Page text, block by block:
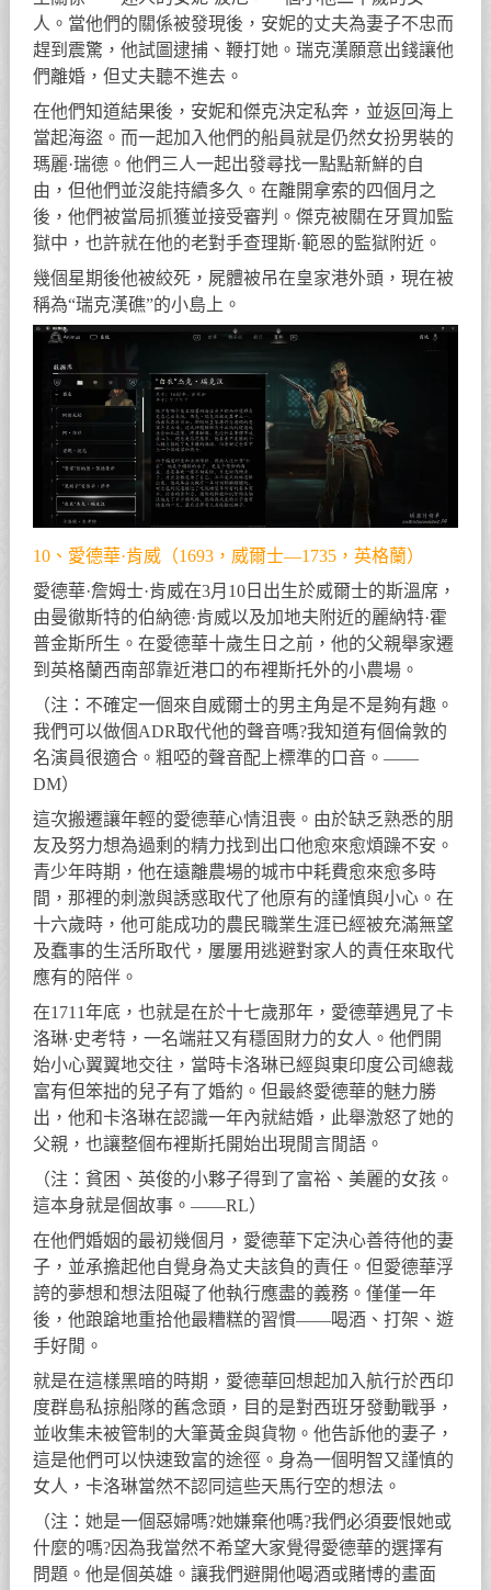
人。當他們的關係被發現後，安妮的丈夫為妻子不忠而
趕到震驚，他試圖逮捕、鞭打她。瑞克漢願意出錢讓他
們離婚，但丈夫聽不進去。
在他們知道結果後，安妮和傑克決定私奔，並返回海上
當起海盜。而一起加入他們的船員就是仍然女扮男裝的
瑪麗·瑞德。他們三人一起出發尋找一點點新鮮的自
由，但他們並沒能持續多久。在離開拿索的四個月之
後，他們被當局抓獲並接受審判。傑克被關在牙買加監
獄中，也許就在他的老對手查理斯·範恩的監獄附近。
幾個星期後他被絞死，屍體被吊在皇家港外頭，現在被
稱為“瑞克漢礁”的小島上。
10、愛德華·肯威（1693，威爾士—1735，英格蘭）
愛德華·詹姆士·肯威在3月10日出生於威爾士的斯溫席，
由曼徹斯特的伯納德·肯威以及加地夫附近的麗納特·霍
普金斯所生。在愛德華十歲生日之前，他的父親舉家遷
到英格蘭西南部靠近港口的布裡斯托外的小農場。
（注：不確定一個來自威爾士的男主角是不是夠有趣。
我們可以做個ADR取代他的聲音嗎?我知道有個倫敦的
名演員很適合。粗啞的聲音配上標準的口音。——
DM）
這次搬遷讓年輕的愛德華心情沮喪。由於缺乏熟悉的朋
友及努力想為過剩的精力找到出口他愈來愈煩躁不安。
青少年時期，他在遠離農場的城市中耗費愈來愈多時
間，那裡的刺激與誘惑取代了他原有的謹慎與小心。在
十六歲時，他可能成功的農民職業生涯已經被充滿無望
及蠢事的生活所取代，屢屢用逃避對家人的責任來取代
應有的陪伴。
在1711年底，也就是在於十七歲那年，愛德華遇見了卡
洛琳·史考特，一名端莊又有穩固財力的女人。他們開
始小心翼翼地交往，當時卡洛琳已經與東印度公司總裁
富有但笨拙的兒子有了婚約。但最終愛德華的魅力勝
出，他和卡洛琳在認識一年內就結婚，此舉激怒了她的
父親，也讓整個布裡斯托開始出現閒言閒語。
（注：貧困、英俊的小夥子得到了富裕、美麗的女孩。
這本身就是個故事。——RL）
在他們婚姻的最初幾個月，愛德華下定決心善待他的妻
子，並承擔起他自覺身為丈夫該負的責任。但愛德華浮
誇的夢想和想法阻礙了他執行應盡的義務。僅僅一年
後，他踉蹌地重拾他最糟糕的習慣——喝酒、打架、遊
手好閒。
就是在這樣黑暗的時期，愛德華回想起加入航行於西印
度群島私掠船隊的舊念頭，目的是對西班牙發動戰爭，
並收集未被管制的大筆黃金與貨物。他告訴他的妻子，
這是他們可以快速致富的途徑。身為一個明智又謹慎的
女人，卡洛琳當然不認同這些天馬行空的想法。
（注：她是一個惡婦嗎?她嫌棄他嗎?我們必須要恨她或
什麼的嗎?因為我當然不希望大家覺得愛德華的選擇有
問題。他是個英雄。讓我們避開他喝酒或賭博的畫面